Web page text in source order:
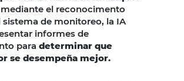
el reconocimento
sistema de monitoreo, la IA
informes de
para determinar que
se desempeña mejor.